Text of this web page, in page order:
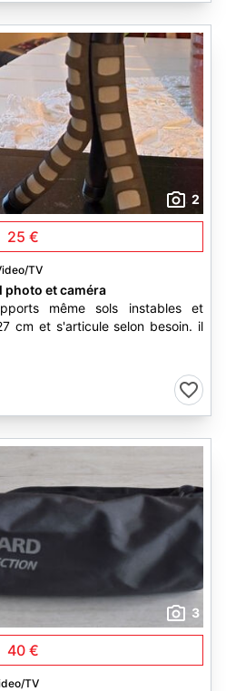
2
25 €
TV
photo et caméra
même sols instables et
cm et s'articule selon besoin. il
3
40 €
TV